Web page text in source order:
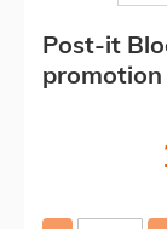
Post-it
promotion